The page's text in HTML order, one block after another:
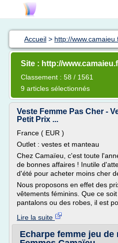
Accueil > http://
Site : http://
Classement : 58 / 1561
9 articles sélectionnés
Veste Femme Pas Cher -
Petit Prix ...
France ( EUR )
Outlet : vestes et manteau
Chez Camaïeu, c'est toute
de bonnes affaires ! Inutile
d'été pour acheter moins cher
Nous proposons en effet des
vêtements féminins. Que ce
pantalons ou des robes, il est
Lire la suite
Echarpe femme jeu